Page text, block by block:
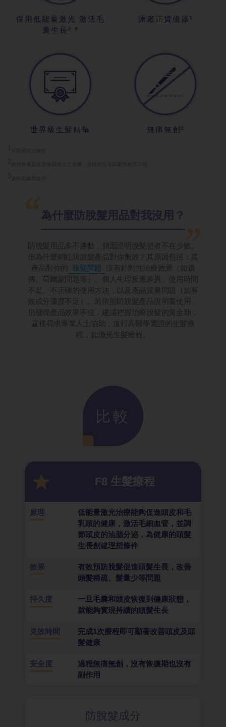
採用低能量激光 激活毛
囊生長² ³
原廠正貨儀器¹
世界級生髮精華 無痛無創²
為什麼防脫髮用品對我沒用？
防脫髮用品多不勝數，側面證明脫髮患者不在少數。
但為什麼網紅防脫髮產品對你無效？其原因包括：其
產品對你的
脫髮問題
沒有針對性治療效果（如遺
傳、荷爾蒙問題等）、個人生理反應差異、使用時間
不足、不正確的使用方法，以及產品質量問題（如有
效成分濃度不足）。若依照防脫髮產品說明書使用，
仍發現產品效果不佳，建議把握治療脫髮的黃金期，
直接尋求專業人士協助，進行具醫學實證的生髮療
程，如激光生髮療程。
比較
F8 生髮療程
原理
低能量激光治療能夠促進頭皮和毛
乳頭的健康，激活毛細血管，並調
節頭皮的油脂分泌，為健康的頭髮
生長創建理想條件
效果
有效預防脫髮促進頭髮生長，改善
頭髮稀疏、髮量少等問題
持久度
一旦毛囊和頭皮恢復到健康狀態，
就能夠實現持續的頭髮生長
見效時間
完成1次療程即可顯著改善頭皮及頭
髮健康
安全度
過程無痛無創，沒有恢復期也沒有
副作用
防脫髮成分